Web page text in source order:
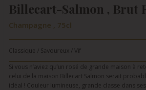
Billecart-Salmon , Brut
Champagne , 75cl
Classique / Savoureux / Vif
Si vous n’aviez qu’un rosé de grande maison à
celui de la maison Billecart Salmon serait
idéal ! Couleur lumineuse, grande classe dans